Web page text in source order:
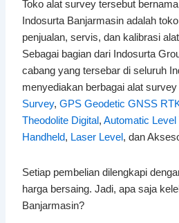
Toko alat survey tersebut
Indosurta Banjarmasin adalah
penjualan, servis, dan kalibrasi
Sebagai bagian dari Indosurta
cabang yang tersebar di seluruh
menyediakan berbagai alat
Survey,GPS Geodetic GNSS
Theodolite Digital,Automatic Level
Handheld, Laser Level, dan
Setiap pembelian dilengkapi
harga bersaing. Jadi, apa saja
Banjarmasin?